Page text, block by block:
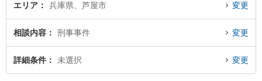
エリア 兵庫県、芦屋市 変更
相談内容 刑事事件 変更
詳細条件 未選択 変更